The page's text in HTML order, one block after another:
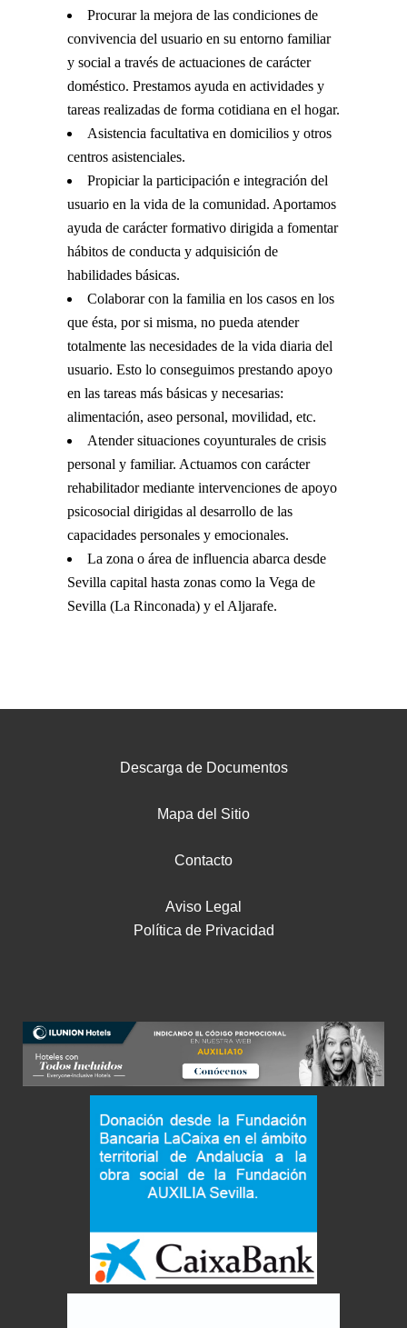
Procurar la mejora de las condiciones de
convivencia del usuario en su entorno familiar
y social a través de actuaciones de carácter
doméstico. Prestamos ayuda en actividades y
tareas realizadas de forma cotidiana en el hogar.
Asistencia facultativa en domicilios y otros
centros asistenciales.
Propiciar la participación e integración del
usuario en la vida de la comunidad. Aportamos
ayuda de carácter formativo dirigida a fomentar
hábitos de conducta y adquisición de
habilidades básicas.
Colaborar con la familia en los casos en los
que ésta, por si misma, no pueda atender
totalmente las necesidades de la vida diaria del
usuario. Esto lo conseguimos prestando apoyo
en las tareas más básicas y necesarias:
alimentación, aseo personal, movilidad, etc.
Atender situaciones coyunturales de crisis
personal y familiar. Actuamos con carácter
rehabilitador mediante intervenciones de apoyo
psicosocial dirigidas al desarrollo de las
capacidades personales y emocionales.
La zona o área de influencia abarca desde
Sevilla capital hasta zonas como la Vega de
Sevilla (La Rinconada) y el Aljarafe.
Descarga de Documentos
Mapa del Sitio
Contacto
Aviso Legal
Política de Privacidad